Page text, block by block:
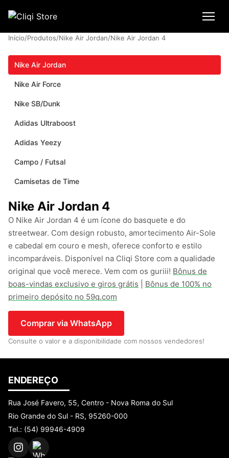
Início/Produtos/Nike Air Jordan/Nike Air Jordan 4
Nike Air Jordan
Nike Air Force
Nike SB/Dunk
Adidas Ultraboost
Adidas Yeezy
Campo / Futsal
Camisetas de Time
Nike Air Jordan 4
O Nike Air Jordan 4 é um ícone do basquete e do
streetwear. Com design robusto, amortecimento Air-Sole
e cabedal em couro e mesh, oferece conforto e estilo
incomparáveis. Disponível na Cliqi Store com a qualidade
original que você merece. Vem com os guriii! Bônus de
boas-vindas exclusivo e giros grátis
Bônus de 100% no
primeiro depósito no 59q.com
Comprar via WhatsApp
Consulte o valor e a disponibilidade com nossos vendedores!
ENDEREÇO
Rua José Favero, 55, Centro - Nova Roma do Sul
Rio Grande do Sul - RS, 95260-000
Tel.: (54) 99946-4909